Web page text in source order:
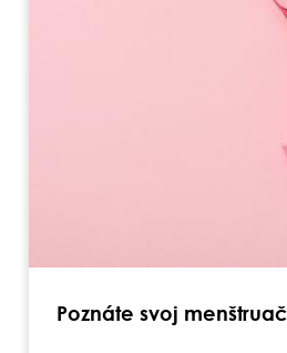
Poznáte svoj